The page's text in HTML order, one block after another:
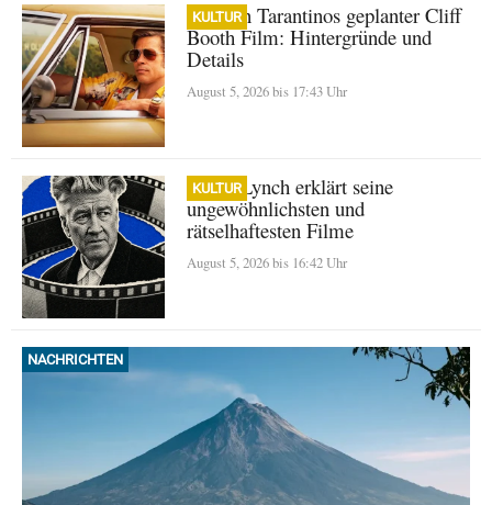
KULTUR
Quentin Tarantinos geplanter Cliff
Booth Film: Hintergründe und
Details
August 5, 2026 bis 17:43 Uhr
KULTUR
David Lynch erklärt seine
ungewöhnlichsten und
rätselhaftesten Filme
August 5, 2026 bis 16:42 Uhr
NACHRICHTEN